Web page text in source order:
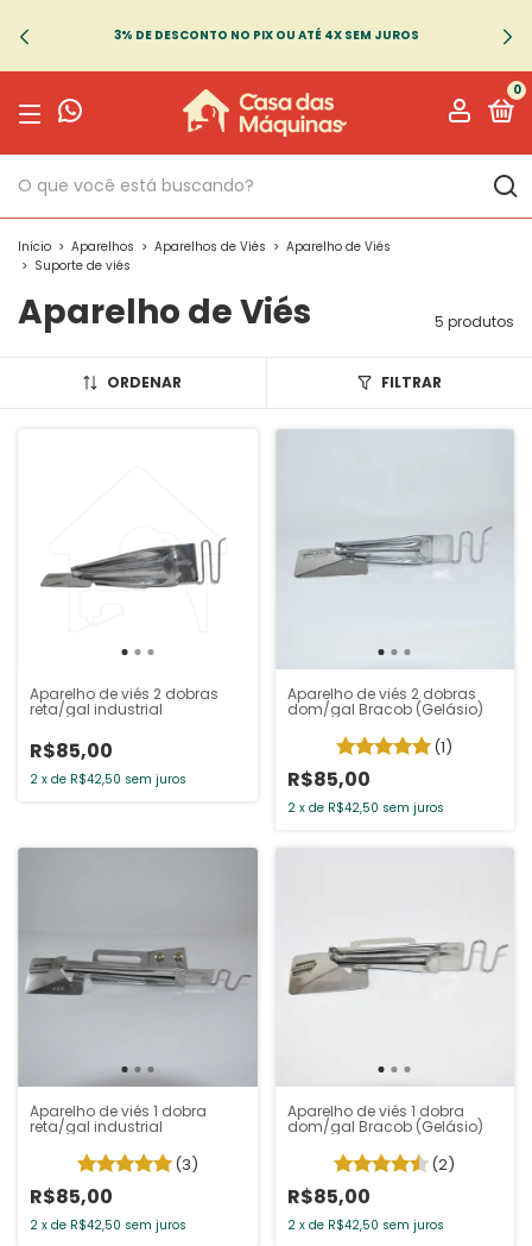
3% DE DESCONTO NO PIX OU ATÉ 4X SEM JUROS
0
Início > Aparelhos > Aparelhos de Viés > Aparelho de Viés
> Suporte de viés
Aparelho de Viés 5 produtos
ORDENAR FILTRAR
Aparelho de viés 2 dobras
reta/gal industrial
R$85,00
2 x de R$42,50 sem juros
Aparelho de viés 2 dobras
dom/gal Bracob (Gelásio)
(1)
R$85,00
2 x de R$42,50 sem juros
Aparelho de viés 1 dobra
reta/gal industrial
(3)
R$85,00
2 x de R$42,50 sem juros
Aparelho de viés 1 dobra
dom/gal Bracob (Gelásio)
(2)
R$85,00
2 x de R$42,50 sem juros